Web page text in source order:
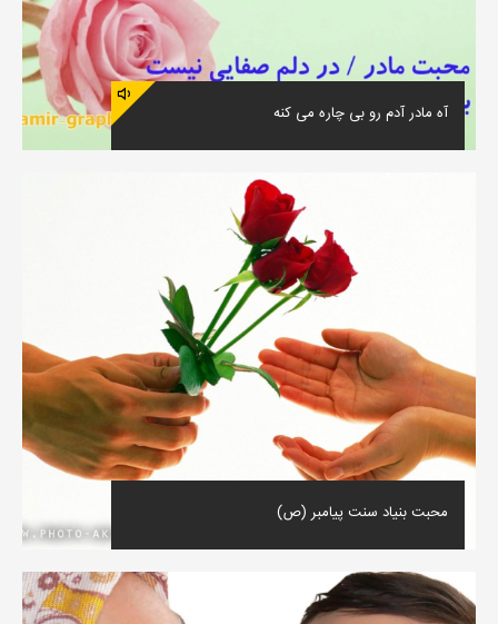
آه مادر آدم رو بی چاره می کنه
محبت بنیاد سنت پیامبر (ص)